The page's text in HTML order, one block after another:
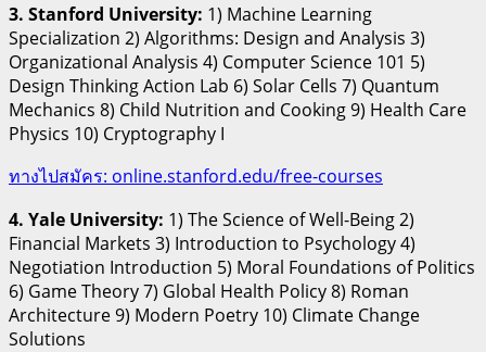
3. Stanford University: 1) Machine Learning
Specialization 2) Algorithms: Design and Analysis 3)
Organizational Analysis 4) Computer Science 101 5)
Design Thinking Action Lab 6) Solar Cells 7) Quantum
Mechanics 8) Child Nutrition and Cooking 9) Health Care
Physics 10) Cryptography I
ทางไปสมัคร: online.stanford.edu/free-courses
4. Yale University: 1) The Science of Well-Being 2)
Financial Markets 3) Introduction to Psychology 4)
Negotiation Introduction 5) Moral Foundations of Politics
6) Game Theory 7) Global Health Policy 8) Roman
Architecture 9) Modern Poetry 10) Climate Change
Solutions